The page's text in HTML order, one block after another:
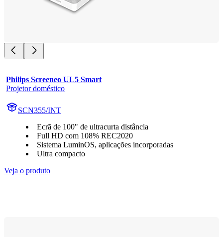
Philips Screeneo UL5 Smart
Projetor doméstico
SCN355/INT
Ecrã de 100" de ultracurta distância
Full HD com 108% REC2020
Sistema LuminOS, aplicações incorporadas
Ultra compacto
Veja o produto